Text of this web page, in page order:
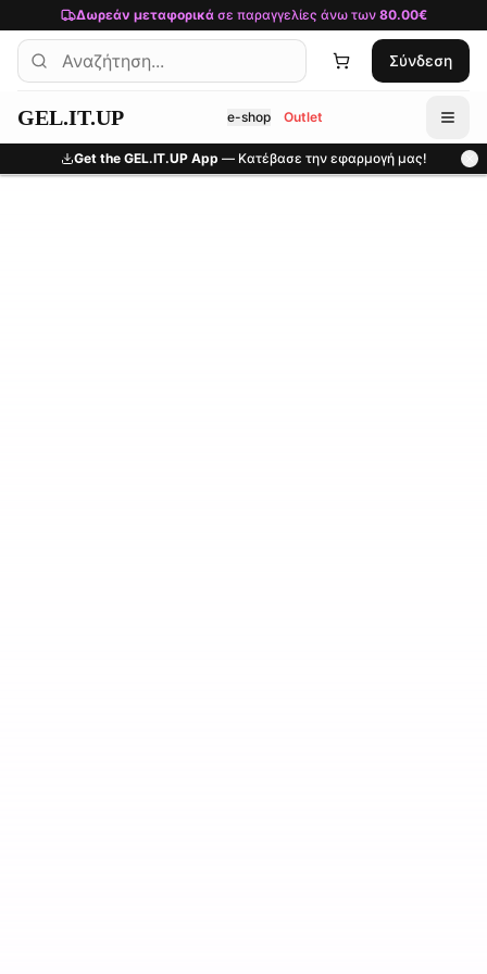
Μετάβαση στο κύριο περιεχόμενο
Δωρεάν μεταφορικάσε παραγγελίες άνω των 80.00€
Σύνδεση
GEL.IT.UP e-shop Outlet
Get the GEL.IT.UP App — Κατέβασε την εφαρμογή μας!